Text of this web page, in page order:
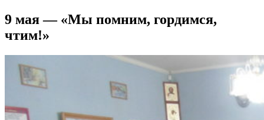
9 мая — «Мы помним, гордимся,
чтим!»